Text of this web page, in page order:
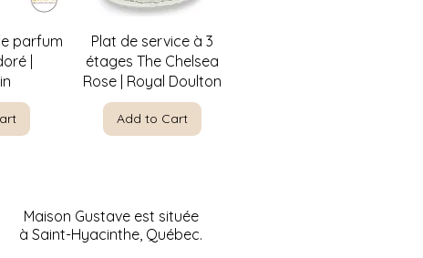
parfum
|
Quick View
Plat de service à 3
étages The Chelsea
Rose | Royal Doulton
Add to Cart
Maison Gustave est située
à Saint-Hyacinthe, Québec.